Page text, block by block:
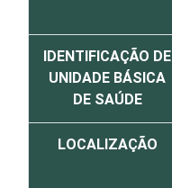
IDENTIFICAÇÃO DE
UNIDADE BÁSICA
DE SAÚDE
LOCALIZAÇÃO